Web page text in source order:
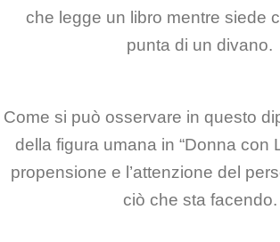
che legge un libro mentre siede
punta di un divano.
Come si può osservare in questo
della figura umana in “Donna con
propensione e l’attenzione del
ciò che sta facendo.